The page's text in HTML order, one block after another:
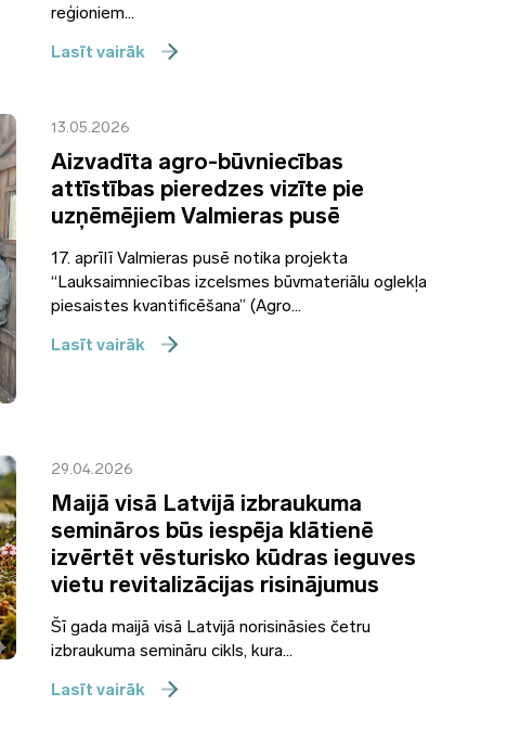
reģioniem...
Lasīt vairāk
13.05.2026
Aizvadīta agro-būvniecības
attīstības pieredzes vizīte pie
uzņēmējiem Valmieras pusē
17. aprīlī Valmieras pusē notika projekta
“Lauksaimniecības izcelsmes būvmateriālu oglekļa
piesaistes kvantificēšana” (Agro...
Lasīt vairāk
29.04.2026
Maijā visā Latvijā izbraukuma
semināros būs iespēja klātienē
izvērtēt vēsturisko kūdras ieguves
vietu revitalizācijas risinājumus
Šī gada maijā visā Latvijā norisināsies četru
izbraukuma semināru cikls, kura...
Lasīt vairāk